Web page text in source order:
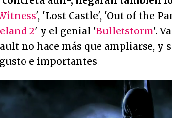
', 'Lost Castle', 'Out of the
2' y el genial 'Bulletstorm'.
no hace más que ampliarse, y
e importantes.